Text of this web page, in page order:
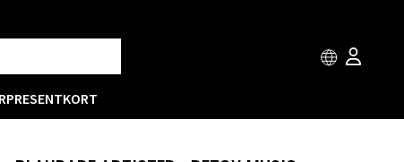
PRESENTKORT